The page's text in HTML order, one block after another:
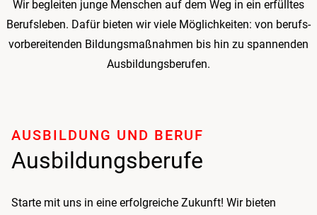
Wir begleiten junge Menschen auf dem Weg in ein erfülltes
Beruf­sleben. Dafür bieten wir viele Möglichkeiten: von berufs­
vorbereitenden Bildungs­maßnahmen bis hin zu spannenden
Ausbildungs­berufen.
Ausbildungsberufe
AUSBILDUNG UND BERUF
Starte mit uns in eine erfolgreiche Zukunft! Wir bieten